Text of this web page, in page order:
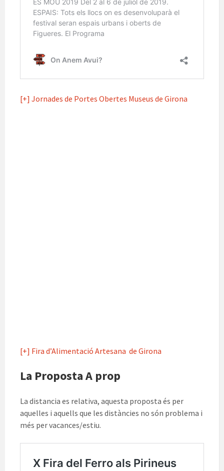
[+] Jornades de Portes Obertes Museus de Girona
[+] Fira d’Alimentació Artesana de Girona
La Proposta A prop
La distancia es relativa, aquesta proposta és per
aquelles i aquells que les distàncies no són problema i
més per vacances/estiu.